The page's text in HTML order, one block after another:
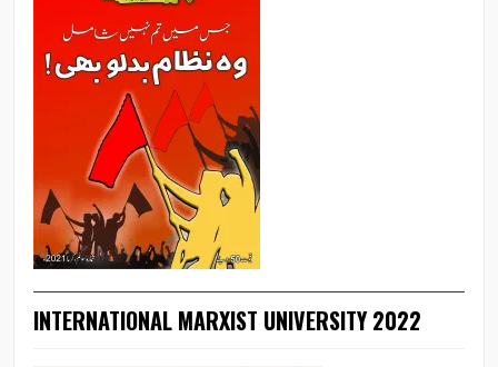
INTERNATIONAL MARXIST UNIVERSITY 2022